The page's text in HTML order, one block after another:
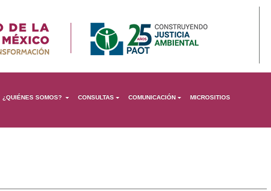
¿QUIÉNES SOMOS? CONSULTAS COMUNICACIÓN MICROSITIOS